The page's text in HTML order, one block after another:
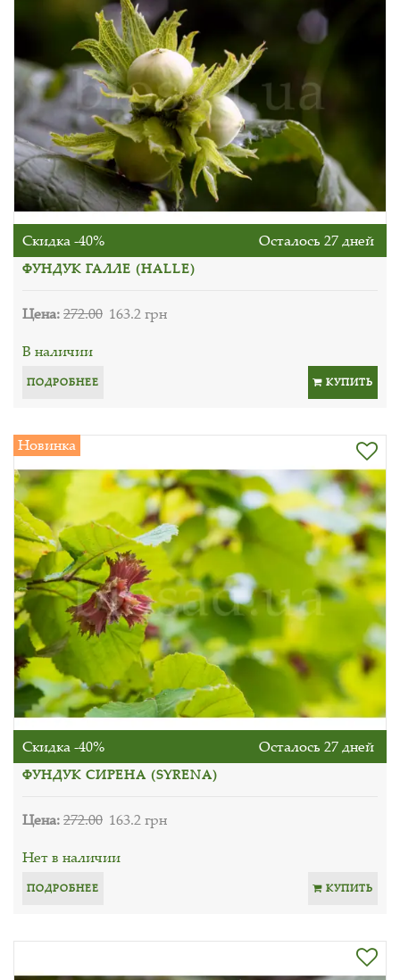
Скидка -40% Осталось 27 дней
ФУНДУК ГАЛЛЕ (HALLE)
Цена:272.00 163.2 грн
В наличии
ПОДРОБНЕЕ КУПИТЬ
Новинка
Скидка -40% Осталось 27 дней
ФУНДУК СИРЕНА (SYRENA)
Цена:272.00 163.2 грн
Нет в наличии
ПОДРОБНЕЕ КУПИТЬ